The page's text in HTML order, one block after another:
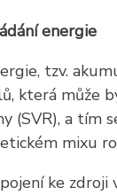
energie
tzv.
která
(SVR), a
mixu
ke